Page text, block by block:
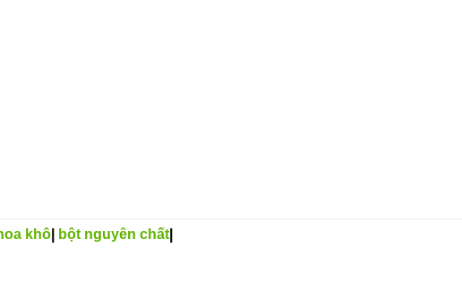
khô bột nguyên chất